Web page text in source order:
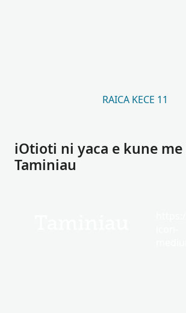
RAICA KECE 11
iOtioti ni yaca e kune me
Taminiau